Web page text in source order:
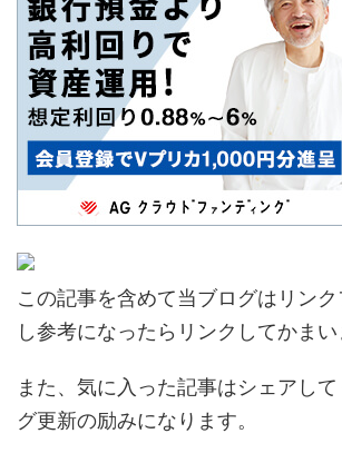
この記事を含めて当ブログはリン
し参考になったらリンクしてかまい
また、気に入った記事はシェアし
グ更新の励みになります。